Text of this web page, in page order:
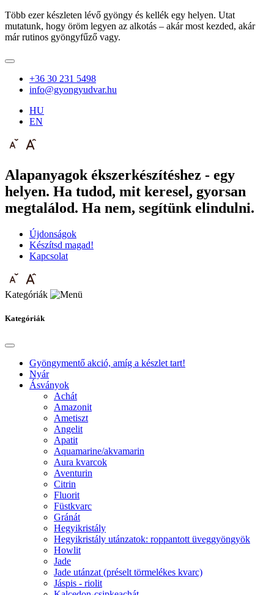
Több ezer készleten lévő gyöngy és kellék egy helyen. Utat
mutatunk, hogy öröm legyen az alkotás – akár most kezded, akár
már rutinos gyöngyfűző vagy.
+36 30 231 5498
info@gyongyudvar.hu
HU
EN
Alapanyagok ékszerkészítéshez - egy
helyen. Ha tudod, mit keresel, gyorsan
megtalálod. Ha nem, segítünk elindulni.
Újdonságok
Készítsd magad!
Kapcsolat
Kategóriák
Kategóriák
Gyöngymentő akció, amíg a készlet tart!
Nyár
Ásványok
Achát
Amazonit
Ametiszt
Angelit
Apatit
Aquamarine/akvamarin
Aura kvarcok
Aventurin
Citrin
Fluorit
Füstkvarc
Gránát
Hegyikristály
Hegyikristály utánzatok: roppantott üveggyöngyök
Howlit
Jade
Jade utánzat (préselt törmelékes kvarc)
Jáspis - riolit